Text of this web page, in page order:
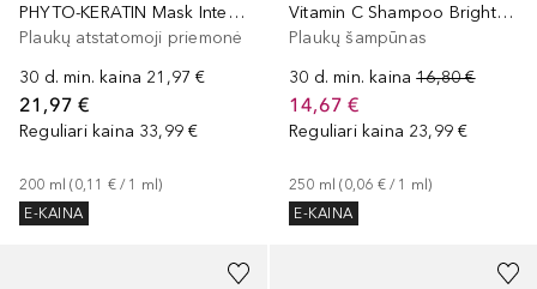
PHYTO-KERATIN Mask Intensive Restructuring
Plaukų atstatomoji priemonė
30 d. min. kaina 21,97 €
21,97 €
Reguliari kaina 33,99 €
200 ml (0,11 € / 1 ml)
E-KAINA
Vitamin C Shampoo Brightening Revitalizing
Plaukų šampūnas
30 d. min. kaina 16,80 €
14,67 €
Reguliari kaina 23,99 €
250 ml (0,06 € / 1 ml)
E-KAINA